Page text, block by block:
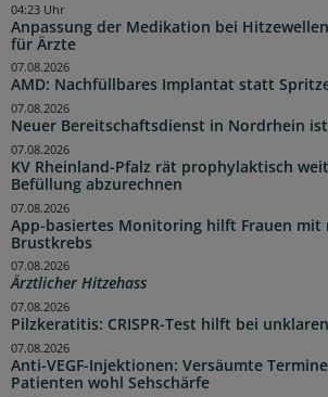
Anpassung der Medikation bei
für Ärzte
04:23 Uhr
AMD: Nachfüllbares Implantat statt
07.08.2026
Neuer Bereitschaftsdienst in Nordrhein
07.08.2026
KV Rheinland-Pfalz rät prophylaktisch
Befüllung abzurechnen
07.08.2026
App-basiertes Monitoring hilft Frauen mit
Brustkrebs
07.08.2026
Ärztlicher Hitzehass
07.08.2026
Pilzkeratitis: CRISPR-Test hilft bei
07.08.2026
Anti-VEGF-Injektionen: Versäumte
Patienten wohl Sehschärfe
07.08.2026